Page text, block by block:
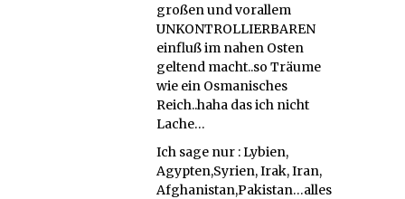
großen und vorallem
UNKONTROLLIERBAREN
einfluß im nahen Osten
geltend macht..so Träume
wie ein Osmanisches
Reich..haha das ich nicht
Lache…
Ich sage nur : Lybien,
Agypten,Syrien, Irak, Iran,
Afghanistan,Pakistan…alles